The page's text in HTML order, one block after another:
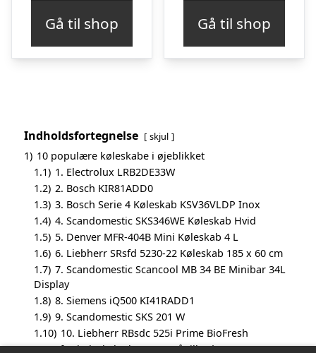
var:
kr. 7.799,00.kr. 6.099,00.
Gå til shop
var:
kr. 7.899,00.
Gå til shop
Indholdsfortegnelse skjul
1) 10 populære køleskabe i øjeblikket
1.1) 1. Electrolux LRB2DE33W
1.2) 2. Bosch KIR81ADD0
1.3) 3. Bosch Serie 4 Køleskab KSV36VLDP Inox
1.4) 4. Scandomestic SKS346WE Køleskab Hvid
1.5) 5. Denver MFR-404B Mini Køleskab 4 L
1.6) 6. Liebherr SRsfd 5230-22 Køleskab 185 x 60 cm
1.7) 7. Scandomestic Scancool MB 34 BE Minibar 34L
Display
1.8) 8. Siemens iQ500 KI41RADD1
1.9) 9. Scandomestic SKS 201 W
1.10) 10. Liebherr RBsdc 525i Prime BioFresh
2) Hvorfor køleskabe kommer på tilbud?